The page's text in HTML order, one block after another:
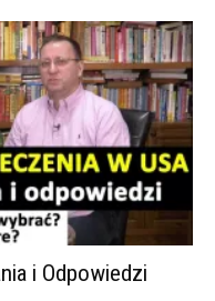
i Odpowiedzi